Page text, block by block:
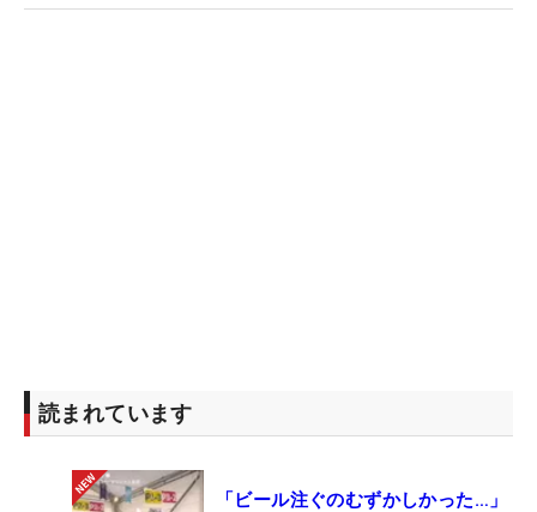
読まれています
「ビール注ぐのむずかしかった…」